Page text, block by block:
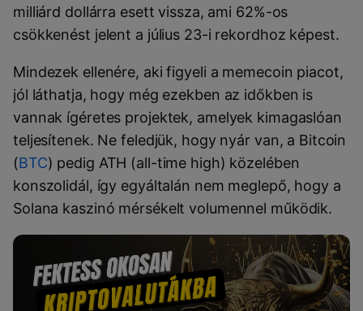
milliárd dollárra esett vissza, ami 62%-os
csökkenést jelent a július 23-i rekordhoz képest.
Mindezek ellenére, aki figyeli a memecoin piacot,
jól láthatja, hogy még ezekben az időkben is
vannak ígéretes projektek, amelyek kimagaslóan
teljesítenek. Ne feledjük, hogy nyár van, a Bitcoin
(BTC) pedig ATH (all-time high) közelében
konszolidál, így egyáltalán nem meglepő, hogy a
Solana kaszinó mérsékelt volumennel működik.